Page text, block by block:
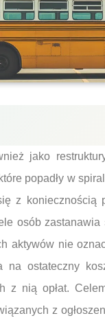
jako
popadły w
z koniecznością
osób
aktywów nie
na ostateczny
z nią opłat.
z